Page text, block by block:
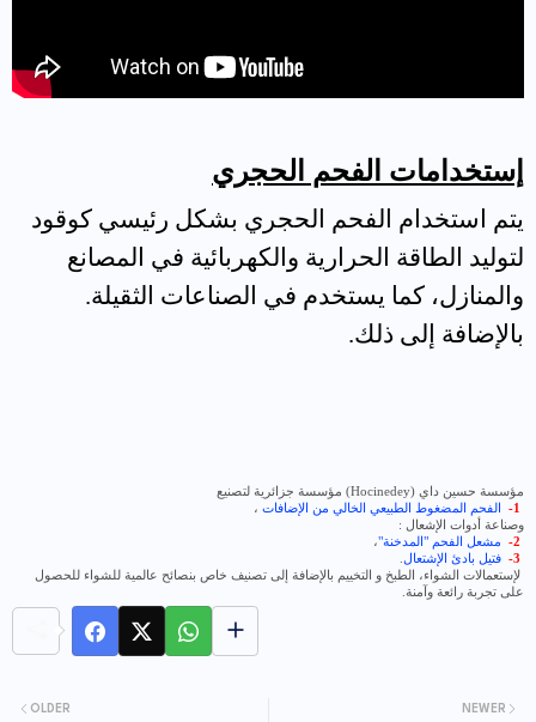
إستخدامات الفحم الحجري
يتم استخدام الفحم الحجري بشكل رئيسي كوقود
لتوليد الطاقة الحرارية والكهربائية في المصانع
والمنازل، كما يستخدم في الصناعات الثقيلة.
بالإضافة إلى ذلك.
مؤسسة حسين داي (Hocinedey) مؤسسة جزائرية لتصنيع
1-
الفحم المضغوط الطبيعي الخالي من الإضافات ،
وصناعة أدوات الإشعال :
2-
مشعل الفحم "المدخنة"،
3-
فتيل بادئ الإشتعال
لإستعمالات الشواء، الطبخ و التخييم بالإضافة إلى تصنيف خاص بنصائح عالمية للشواء للحصول
على تجربة رائعة وآمنة.
NEWER
OLDER